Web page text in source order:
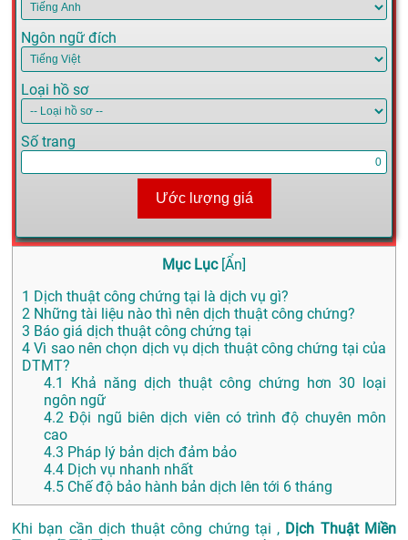
Ngôn ngữ đích
Loại hồ sơ
Số trang
Ước lượng giá
Mục Lục [Ẩn]
1 Dịch thuật công chứng tại là dịch vụ gì?
2 Những tài liệu nào thì nên dịch thuật công chứng?
3 Báo giá dịch thuật công chứng tại
4 Vì sao nên chọn dịch vụ dịch thuật công chứng tại của
DTMT?
4.1
Khả năng dịch thuật công chứng hơn 30 loại
ngôn ngữ
4.2 Đội ngũ biên dịch viên có trình độ chuyên môn
cao
4.3 Pháp lý bản dịch đảm bảo
4.4 Dịch vụ nhanh nhất
4.5 Chế độ bảo hành bản dịch lên tới 6 tháng
Khi bạn cần dịch thuật công chứng tại , Dịch Thuật Miền